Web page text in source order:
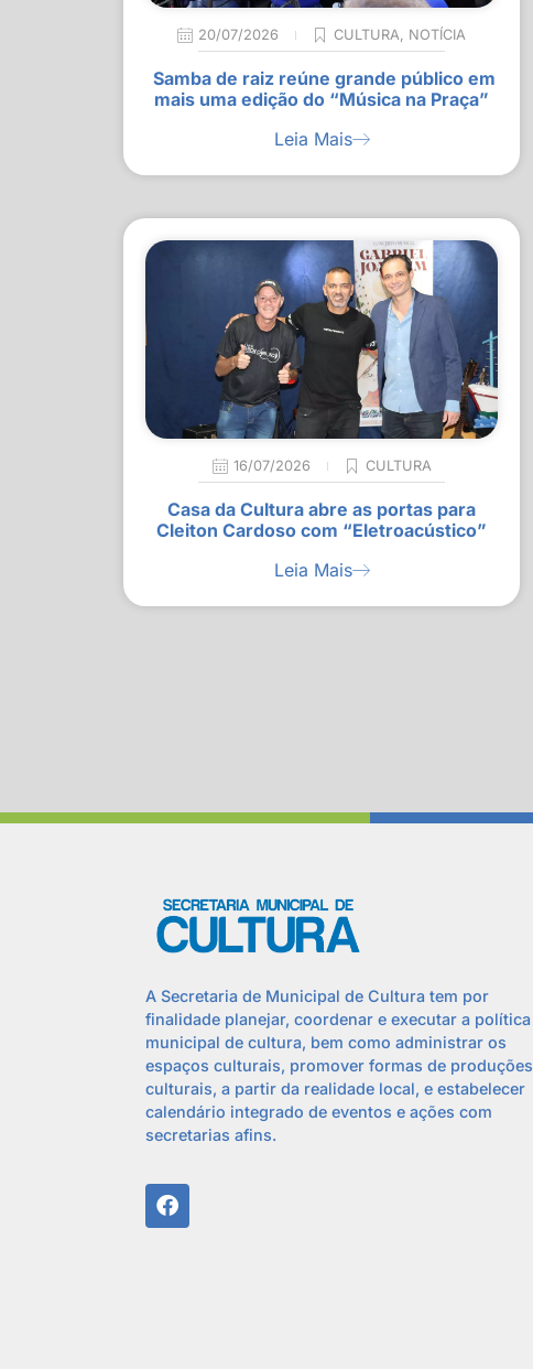
20/07/2026 CULTURA, NOTÍCIA
Samba de raiz reúne grande público em
mais uma edição do “Música na Praça”
Leia Mais
16/07/2026 CULTURA
Casa da Cultura abre as portas para
Cleiton Cardoso com “Eletroacústico”
Leia Mais
A Secretaria de Municipal de Cultura tem por
finalidade planejar, coordenar e executar a política
municipal de cultura, bem como administrar os
espaços culturais, promover formas de produções
culturais, a partir da realidade local, e estabelecer
calendário integrado de eventos e ações com
secretarias afins.